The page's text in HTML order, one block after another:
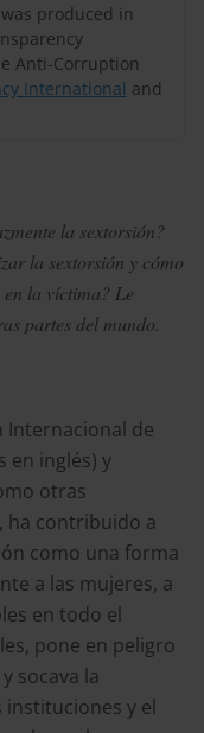
produced in
Anti-Corruption
International and
la sextorsión?
la sextorsión y cómo
la víctima? Le
partes del mundo.
Internacional de
en inglés) y
otras
ha contribuido a
como una forma
a las mujeres, a
en todo el
pone en peligro
socava la
instituciones y el